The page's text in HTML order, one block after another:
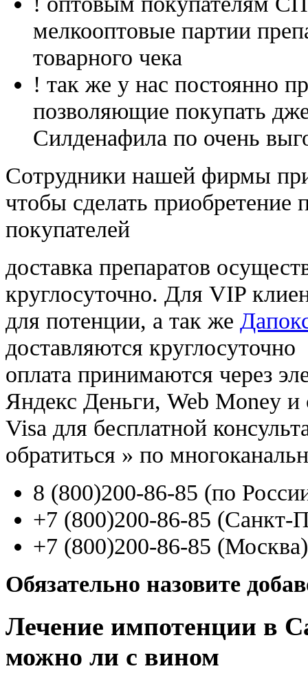
мелкооптовые партии
товарного чека
! так же у нас постоянно
позволяющие покупать
Силденафила по очень
Cотрудники нашей фирмы
чтобы сделать приобретение
покупателей
доставка препаратов
круглосуточно. Для VIP
для потенции, а так же
доставляются круглосуточно
оплата принимаются через
Яндекс Деньги, Web Money и
Visa для бесплатной
обратиться » по
8 (800)200-86-85 (по
+7 (800)200-86-85 (Санкт-
+7 (800)200-86-85 (Москва)
Обязательно назовите
Лечение импотенции в
можно ли с вином